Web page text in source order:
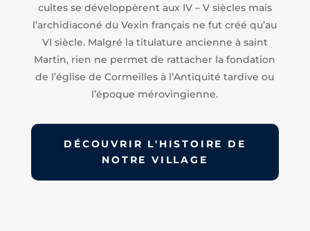
cultes se développèrent aux IV – V siècles mais
l’archidiaconé du Vexin français ne fut créé qu’au
VI siècle. Malgré la titulature ancienne à saint
Martin, rien ne permet de rattacher la fondation
de l’église de Cormeilles à l’Antiquité tardive ou
l’époque mérovingienne.
DÉCOUVRIR L'HISTOIRE DE
NOTRE VILLAGE